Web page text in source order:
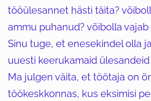
tööülesannet hästi täita?
ammu puhanud? võibolla
Sinu tuge, et enesekindel olla
uuesti keerukamaid
Ma julgen väita, et töötaja on
töökeskkonnas, kus eksimisi